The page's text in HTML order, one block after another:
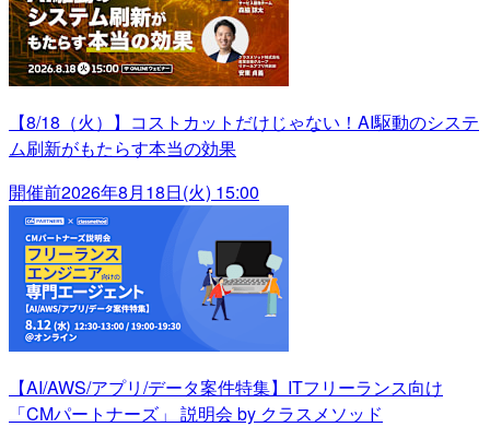
【8/18（火）】コストカットだけじゃない！AI駆動のシステ
ム刷新がもたらす本当の効果
開催前2026年8月18日(火) 15:00
【AI/AWS/アプリ/データ案件特集】ITフリーランス向け
「CMパートナーズ」 説明会 by クラスメソッド